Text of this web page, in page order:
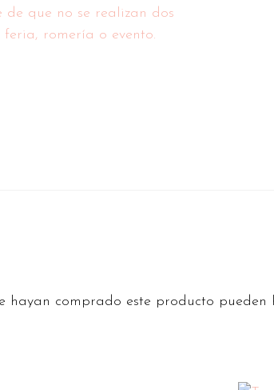
de que no se realizan dos
romería o evento.
hayan comprado este producto pueden